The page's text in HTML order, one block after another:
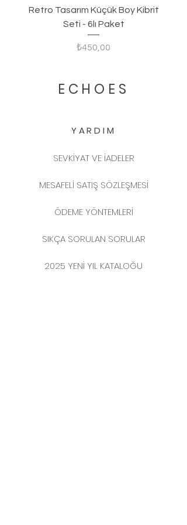
Retro Tasarım Küçük Boy Kibrit
Seti - 6lı Paket
Fiyat
₺450,00
ECHOES
YARDIM
SEVKİYAT VE İADELER
MESAFELİ SATIŞ SÖZLEŞMESİ
ÖDEME YÖNTEMLERİ
SIKÇA SORULAN SORULAR
2025 YENİ YIL KATALOĞU